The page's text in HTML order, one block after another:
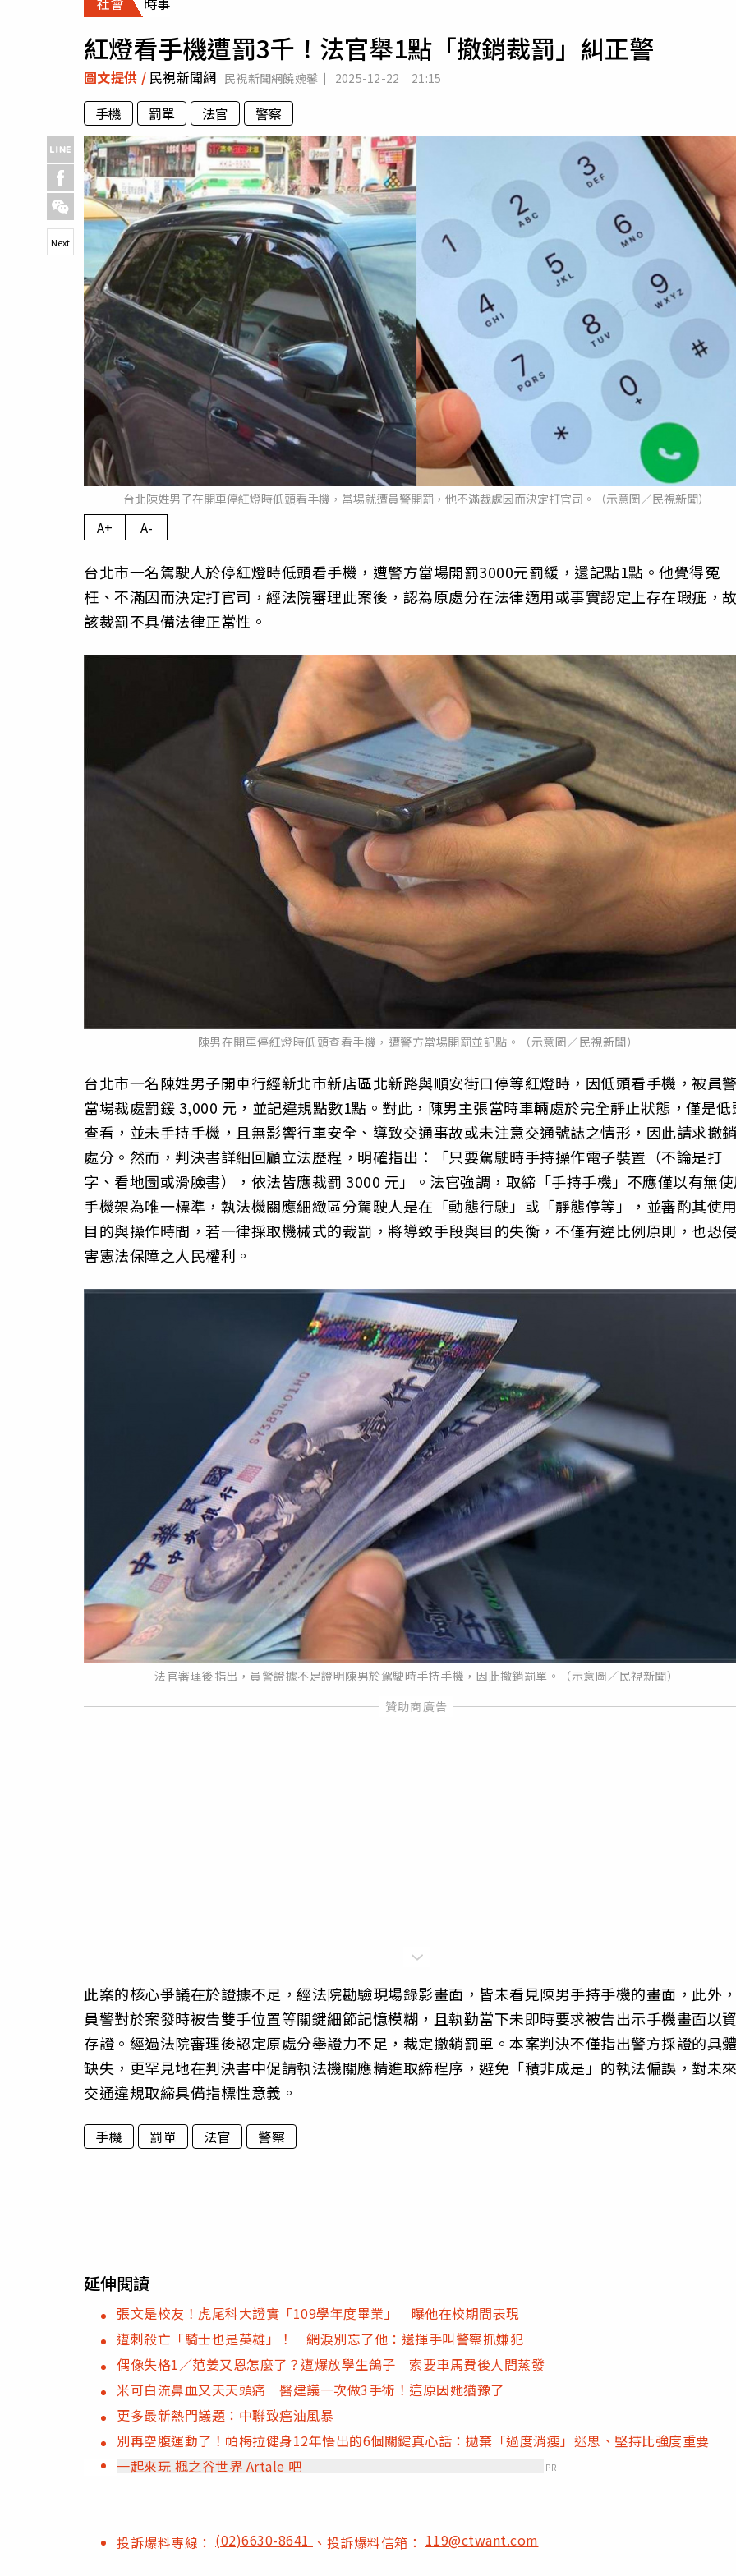
專欄
房產新勢力
運勢
紅燈看手機遭罰3千！法官舉1點「撤銷裁罰」糾正警
圖文提供 / 民視新聞網 民視新聞網饒婉馨 2025-12-22 21:15
手機 罰單 法官 警察
台北陳姓男子在開車停紅燈時低頭看手機，當場就遭員警開罰，他不滿裁處因而決定打官司。（示意圖／民視新聞）
Next
A+ A-
台北市一名駕駛人於停紅燈時低頭看手機，遭警方當場開罰3000元罰緩，還記點1點。他覺得冤
枉、不滿因而決定打官司，經法院審理此案後，認為原處分在法律適用或事實認定上存在瑕疵，
該裁罰不具備法律正當性。
陳男在開車停紅燈時低頭查看手機，遭警方當場開罰並記點。（示意圖／民視新聞）
台北市一名陳姓男子開車行經新北市新店區北新路與順安街口停等紅燈時，因低頭看手機，被員
當場裁處罰鍰 3,000 元，並記違規點數1點。對此，陳男主張當時車輛處於完全靜止狀態，僅是低
查看，並未手持手機，且無影響行車安全、導致交通事故或未注意交通號誌之情形，因此請求撤
處分。然而，判決書詳細回顧立法歷程，明確指出：「只要駕駛時手持操作電子裝置（不論是打
字、看地圖或滑臉書），依法皆應裁罰 3000 元」。法官強調，取締「手持手機」不應僅以有無
手機架為唯一標準，執法機關應細緻區分駕駛人是在「動態行駛」或「靜態停等」，並審酌其使
目的與操作時間，若一律採取機械式的裁罰，將導致手段與目的失衡，不僅有違比例原則，也恐
害憲法保障之人民權利。
法官審理後指出，員警證據不足證明陳男於駕駛時手持手機，因此撤銷罰單。（示意圖／民視新聞）
此案的核心爭議在於證據不足，經法院勘驗現場錄影畫面，皆未看見陳男手持手機的畫面，此外
員警對於案發時被告雙手位置等關鍵細節記憶模糊，且執勤當下未即時要求被告出示手機畫面以
存證。經過法院審理後認定原處分舉證力不足，裁定撤銷罰單。本案判決不僅指出警方採證的具
缺失，更罕見地在判決書中促請執法機關應精進取締程序，避免「積非成是」的執法偏誤，對未
交通違規取締具備指標性意義。
手機 罰單 法官 警察
延伸閱讀
張文是校友！虎尾科大證實「109學年度畢業」 曝他在校期間表現
遭刺殺亡「騎士也是英雄」！ 網淚別忘了他：還揮手叫警察抓嫌犯
偶像失格1／范姜又恩怎麼了？遭爆放學生鴿子 索要車馬費後人間蒸發
米可白流鼻血又天天頭痛 醫建議一次做3手術！這原因她猶豫了
更多最新熱門議題：中聯致癌油風暴
別再空腹運動了！帕梅拉健身12年悟出的6個關鍵真心話：拋棄「過度消瘦」迷思、堅持比強度重要
一起來玩 楓之谷世界 Artale 吧
PR
投訴爆料專線： (02)6630-8641 、投訴爆料信箱：119@ctwant.com